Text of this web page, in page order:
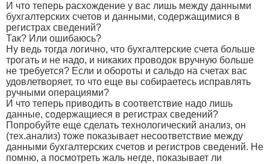
И что теперь расхождение у вас лишь между данными
бухгалтерских счетов и данными, содержащимися в
регистрах сведений?
Так? Или ошибаюсь?
Ну ведь тогда логично, что бухгалтерские счета больше
трогать и не надо, и никаких проводок вручную больше
не требуется? Если и обороты и сальдо на счетах вас
удовлетворяет, то что еще вы собираетесь исправлять
ручными операциями?
И что теперь приводить в соответствие надо лишь
данные, содержащиеся в регистрах сведений?
Попробуйте еще сделать технологический анализ, он
(тех.анализ) тоже показывает несоответствие между
данными бухгалтерских счетов и регистров сведений. Не
помню, а посмотреть жаль негде, показывает ли